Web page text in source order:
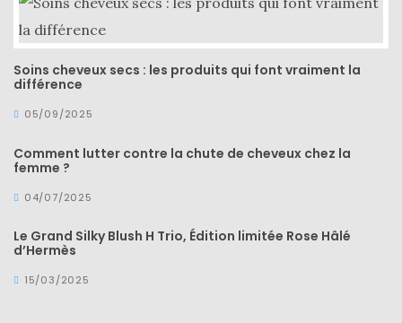
Soins cheveux secs : les produits qui font vraiment la
différence
05/09/2025
Comment lutter contre la chute de cheveux chez la
femme ?
04/07/2025
Le Grand Silky Blush H Trio, Édition limitée Rose Hâlé
d’Hermès
15/03/2025